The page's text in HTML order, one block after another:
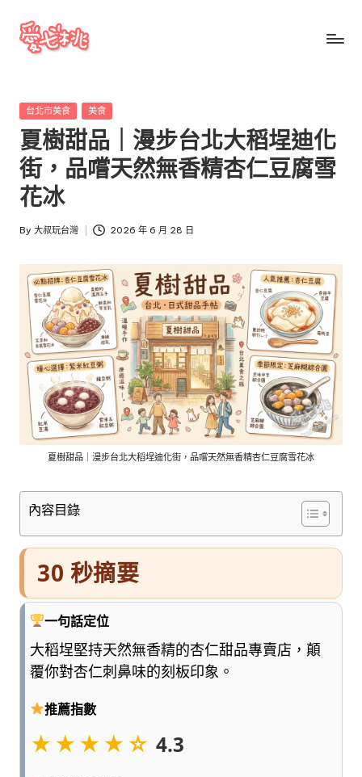
Skip
七
桃
玩
台
灣
桃
玩
台
灣
把
全
景
美
食、
交
通、
車
與
順
理
成
清
楚
懂
的
鑑，
Posted
台北市美食 美食
夏樹甜品｜漫步台北大稻埕迪化
街，品嚐天然無香精杏仁豆腐雪
花冰
Posted
By 大叔玩台灣 2026 年 6 月 28 日
夏樹甜品｜漫步台北大稻埕迪化街，品嚐天然無香精杏仁豆腐雪花冰
內容目錄
30 秒摘要
一句話定位
大稻埕堅持天然無香精的杏仁甜品專賣店，顛
覆你對杏仁刺鼻味的刻板印象。
推薦指數
★★★★☆ 4.3